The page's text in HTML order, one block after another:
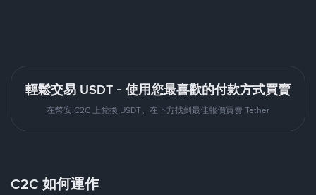
輕鬆交易 USDT - 使用您最喜歡的付款方式買賣
在幣安 C2C 上兌換 USDT。在下方找到最佳報價買賣 Tether
C2C 如何運作